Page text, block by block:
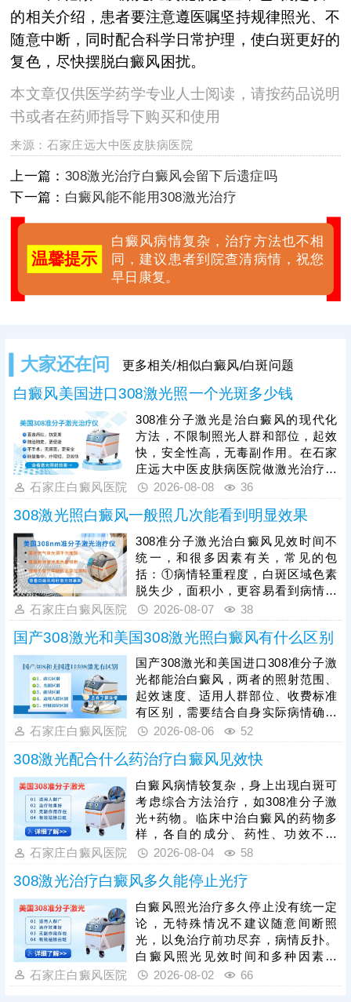
的相关介绍，患者要注意遵医嘱坚持规律照光、不
随意中断，同时配合科学日常护理，使白斑更好的
复色，尽快摆脱白癜风困扰。
本文章仅供医学药学专业人士阅读，请按药品说明
书或者在药师指导下购买和使用
来源：石家庄远大中医皮肤病医院
上一篇： 308激光治疗白癜风会留下后遗症吗
下一篇： 白癜风能不能用308激光治疗
温馨提示
白癜风病情复杂，治疗方法也不相
同，建议患者到院查清病情，祝您
早日康复。
大家还在问 更多相关/相似白癜风/白斑问题
白癜风美国进口308激光照一个光斑多少钱
308准分子激光是治白癜风的现代化
方法，不限制照光人群和部位，起效
快，安全性高，无毒副作用。在石家
庄远大中医皮肤病医院做激光治疗，
一个光斑收费几十元，治疗一次产生
疗需确定合适的参数，包括剂量、频
率、疗程等，使治疗充分生效。可遵
医嘱搭配对症药物综合祛白，增强疗
效，有利于加速白斑着色。
石家庄白癜风医院 2026-08-08 36
308激光照白癜风一般照几次能看到明显效果
308准分子激光治白癜风见效时间不
统一，和很多因素有关，常见的包
括：①病情轻重程度，白斑区域色素
脱失少，面积小，更容易看到病情好
转;若是色素脱失多，白斑面积大，治
疗见效所需时间更长;②白斑所在部
位，白斑位于头面部、躯干等部位较
容易治疗;若是位于肢端末梢，治疗难
度大，见效所需时间会延长;③是否确
定合适的照光参数，患者需遵医嘱规
范治疗，科学对症祛白，更快促进肤
色还原。
石家庄白癜风医院 2026-08-07 38
国产308激光和美国308激光照白癜风有什么区别
国产308激光和美国进口308准分子激
光都能治白癜风，两者的照射范围、
起效速度、适用人群部位、收费标准
有区别，需要结合自身实际病情确定
合适的照光方案，令治疗真正发挥作
剂量、频率、疗程，恰当的照光参
数，持之以恒累积疗效，助力病情稳
步好转。另外，照光期间可搭配药物
对症治疗，综合祛白，提升复色速
度。
石家庄白癜风医院 2026-08-06 52
308激光配合什么药治疗白癜风见效快
白癜风病情较复杂，身上出现白斑可
考虑综合方法治疗，如308准分子激
光+药物。临床中治白癜风的药物多
样，各自的成分、药性、功效不一
样，用药不能盲目，务必在医生指导
效。治疗期间还需确定合适的频率、
疗程，不可私自间断、暂停，以免疗
效断断续续，拖慢复色进度。另外，
白癜风治疗期间还需从自身做起，避
免不良因素刺激，防治结合，逐步令
病情好转。
石家庄白癜风医院 2026-08-04 58
308激光治疗白癜风多久能停止光疗
白癜风照光治疗多久停止没有统一定
论，无特殊情况不建议随意间断照
光，以免治疗前功尽弃，病情反扑。
白癜风照光见效时间和多种因素有
关，包括患者病情、照光参数，病情
石家庄白癜风医院 2026-08-02 66